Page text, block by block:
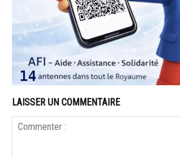
LAISSER UN COMMENTAIRE